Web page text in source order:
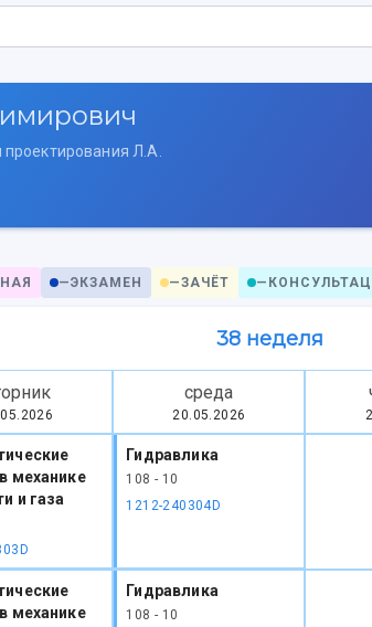
Л.А.
—ЭКЗАМЕН —ЗАЧЁТ —
38 неделя
среда
20.05.2026
механике
и газа
Гидравлика
108 - 10
1212-240304D
механике
Гидравлика
108 - 10